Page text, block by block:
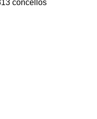
concellos